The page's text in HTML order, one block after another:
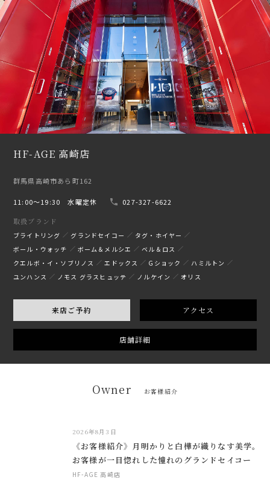
HF-AGE 高崎店
群馬県高崎市あら町162
11:00〜19:30 水曜定休
027-327-6622
取扱ブランド
ブライトリング グランドセイコー
タグ・ホイヤー
ボール・ウォッチ
ボーム＆メルシエ
ベル＆ロス
クエルボ・イ・ソブリノス
エドックス Gショック
ハミルトン
ユンハンス
ノモス グラスヒュッテ ノルケイン オリス
来店ご予約 アクセス
店舗詳細
Owner お客様紹介
2026年8月3日
《お客様紹介》月明かりと白樺が織りなす美学。
お客様が一目惚れした憧れのグランドセイコー
HF-AGE 高崎店